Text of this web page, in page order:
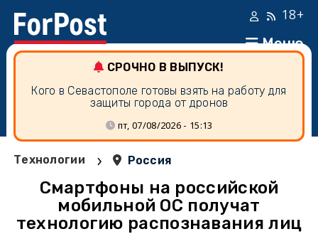
Меню
18+
СРОЧНО В ВЫПУСК!
Кого в Севастополе готовы взять на работу для
защиты города от дронов
пт, 07/08/2026 - 15:13
Технологии › Россия
Смартфоны на российской
мобильной ОС получат
технологию распознавания лиц